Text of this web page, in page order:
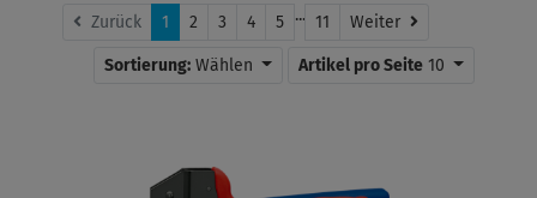
Zurück 1 2 3 4 5 ... 11 Weiter
Sortierung: Wählen Artikel pro Seite 10